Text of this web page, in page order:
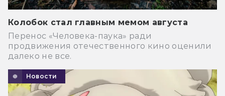
Колобок стал главным мемом августа
Перенос «Человека-паука» ради
продвижения отечественного кино оценили
далеко не все.
Новости